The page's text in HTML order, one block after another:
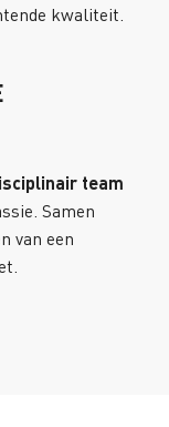
kwaliteit.
team
Samen
van een